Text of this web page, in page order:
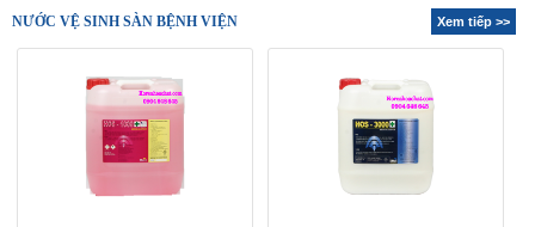
NƯỚC VỆ SINH SÀN BỆNH VIỆN Xem tiếp >>